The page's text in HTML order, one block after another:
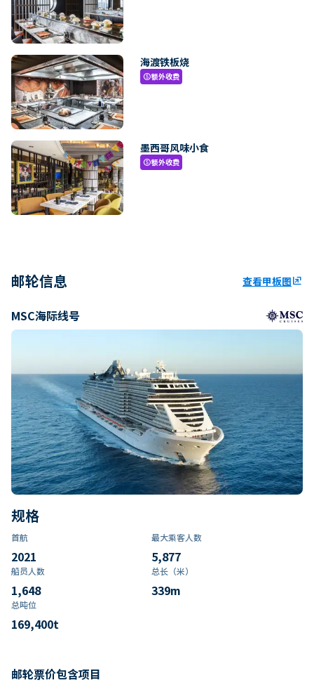
海渡铁板烧
paid额外收费
墨西哥风味小食
paid额外收费
邮轮信息 查看甲板图ungroup
MSC海际线号
规格
首航
2021
最大乘客人数
5,877
船员人数
1,648
总长（米）
339m
总吨位
169,400t
邮轮票价包含项目